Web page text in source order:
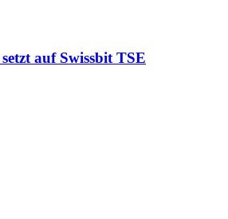
auf Swissbit TSE